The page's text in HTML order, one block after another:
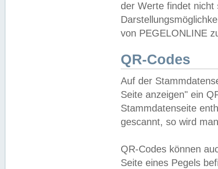
der Werte findet
von PEGELONLINE
QR-Codes
Auf der
Seite anzeigen" ein
Stammdatenseite
gescannt, so wird
QR-Codes können
Seite eines Pegels